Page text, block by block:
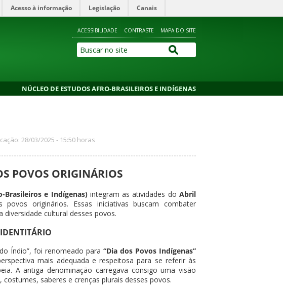
Acesso à informação Legislação Canais
ACESSIBILIDADE CONTRASTE MAPA DO SITE
NÚCLEO DE ESTUDOS AFRO-BRASILEIROS E INDÍGENAS
28/03/2025 - 15:50 horas
POVOS ORIGINÁRIOS
Brasileiros e Indígenas)integram as atividades doAbril
originários. Essas iniciativas buscam combater
cultural desses povos.
Índio”, foi renomeado para “Dia dos Povos Indígenas”
mais adequada e respeitosa para se referir às
A antiga denominação carregava consigo uma visão
saberes e crenças plurais desses povos.